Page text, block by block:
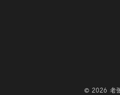
© 2026 老